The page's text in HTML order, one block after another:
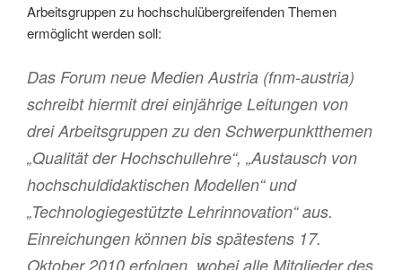
Arbeitsgruppen zu hochschulübergreifenden Themen
ermöglicht werden soll:
Das Forum neue Medien Austria (fnm-austria)
schreibt hiermit drei einjährige Leitungen von
drei Arbeitsgruppen zu den Schwerpunktthemen
„Qualität der Hochschullehre“, „Austausch von
hochschuldidaktischen Modellen“ und
„Technologiegestützte Lehrinnovation“ aus.
Einreichungen können bis spätestens 17.
Oktober 2010 erfolgen, wobei alle Mitglieder des